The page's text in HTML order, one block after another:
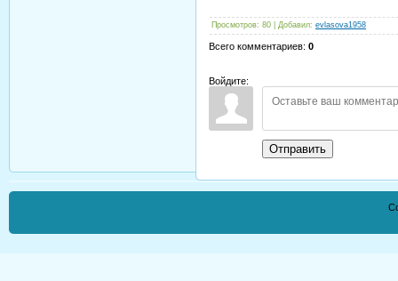
Просмотров: 80 Добавил: evlasova1958
Всего комментариев: 0
Войдите:
Отправить